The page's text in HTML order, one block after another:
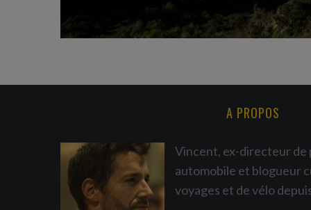
A PROPOS
Vincent, ex-directeur de
automobile et blogueur
voyages et de vélo